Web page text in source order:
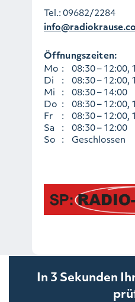
Tel.:09682/2284
Öffnungszeiten:
Mo :
08:30 – 12:00,
Di
:
08:30 – 12:00,
Mi :
08:30 – 14:00
Do :
08:30 – 12:00,
Fr
:
08:30 – 12:00,
Sa :
08:30 – 12:00
So : Geschlossen
In 3 Sekunden